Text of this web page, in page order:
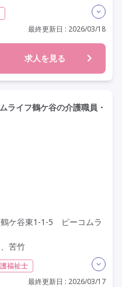
研修(ヘルパー2級)
時間以内
常勤
間休日110日以上
65歳以上 車通勤可
最終更新日 : 2026/03/18
求人を見る
イフ鶴ケ谷の介護職員・
ケ谷東1-1-5 ピーコムラ
苦竹
福祉士
研修(ヘルパー2級)
最終更新日 : 2026/03/17